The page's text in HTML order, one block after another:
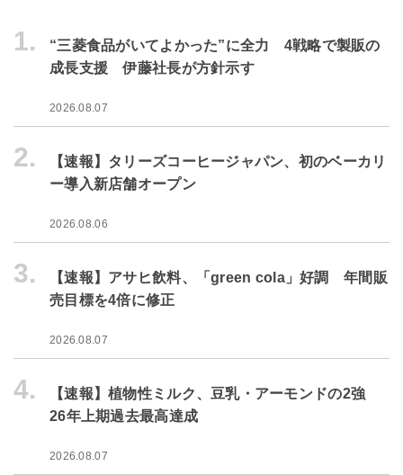
1.
“三菱食品がいてよかった”に全力 4戦略で製販の
成長支援 伊藤社長が方針示す
2026.08.07
2.
【速報】タリーズコーヒージャパン、初のベーカリ
ー導入新店舗オープン
2026.08.06
3.
【速報】アサヒ飲料、「green cola」好調 年間販
売目標を4倍に修正
2026.08.07
4.
【速報】植物性ミルク、豆乳・アーモンドの2強
26年上期過去最高達成
2026.08.07